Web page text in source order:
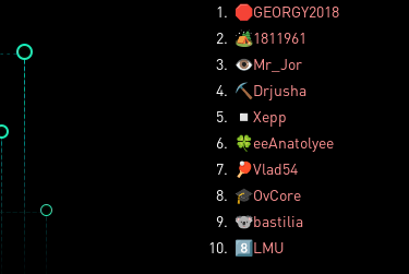
1. 🛑GEORGY2018
2. 🏕️1811961
3. 👁️Mr_Jor
4. ⛏️ Drjusha
5.
◽ Xepp
6. 🍀eeAnatolyee
7.
🏓Vlad54
8. 🎓OvCore
9. 🐨bastilia
10. 8️⃣LMU